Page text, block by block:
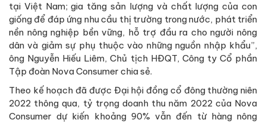
tại Việt Nam; gia tăng sản lượng và chất lượng của con
giống để đáp ứng nhu cầu thị trường trong nước, phát triển
nền nông nghiệp bền vững, hỗ trợ đầu ra cho người nông
dân và giảm sự phụ thuộc vào những nguồn nhập khẩu”,
ông Nguyễn Hiếu Liêm, Chủ tịch HĐQT, Công ty Cổ phần
Tập đoàn Nova Consumer chia sẻ.
Theo kế hoạch đã được Đại hội đồng cổ đông thường niên
2022 thông qua, tỷ trọng doanh thu năm 2022 của Nova
Consumer dự kiến khoảng 90% vẫn đến từ hàng nông